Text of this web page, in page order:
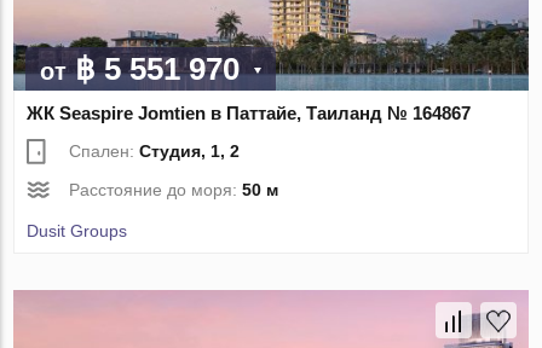
от฿ 5 551 970
ЖК Seaspire Jomtien в Паттайе, Таиланд № 164867
Спален:Студия, 1, 2
Расстояние до моря:50 м
Dusit Groups